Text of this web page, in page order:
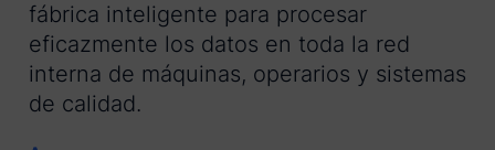
fábrica inteligente para procesar
eficazmente los datos en toda la red
interna de máquinas, operarios y sistemas
de calidad.